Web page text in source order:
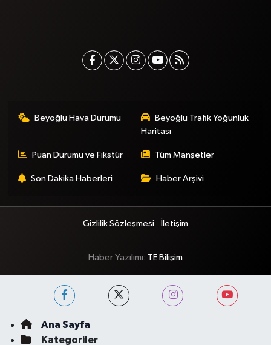
Beyoğlu Hava Durumu
Beyoğlu Trafik Yoğunluk
Haritası
Puan Durumu ve Fikstür Tüm Manşetler
Son Dakika Haberleri Haber Arşivi
Gizlilik Sözleşmesi İletişim
Haber Yazılımı: TE Bilişim
Ana Sayfa
Kategoriler